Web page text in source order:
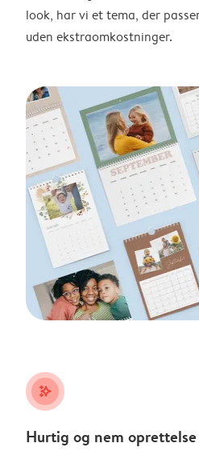
look, har vi et tema, der
uden ekstraomkostninger.
stars_plus
Hurtig og nem oprettelse